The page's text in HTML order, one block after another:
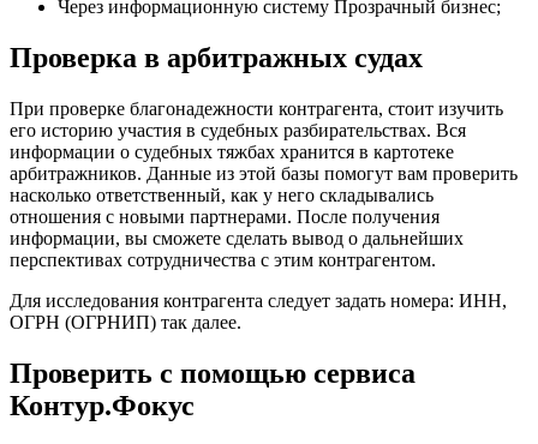
Через информационную систему Прозрачный бизнес;
Проверка в арбитражных судах
При проверке благонадежности контрагента, стоит изучить
его историю участия в судебных разбирательствах. Вся
информации о судебных тяжбах хранится в картотеке
арбитражников. Данные из этой базы помогут вам проверить
насколько ответственный, как у него складывались
отношения с новыми партнерами. После получения
информации, вы сможете сделать вывод о дальнейших
перспективах сотрудничества с этим контрагентом.
Для исследования контрагента следует задать номера: ИНН,
ОГРН (ОГРНИП) так далее.
Проверить с помощью сервиса
Контур.Фокус